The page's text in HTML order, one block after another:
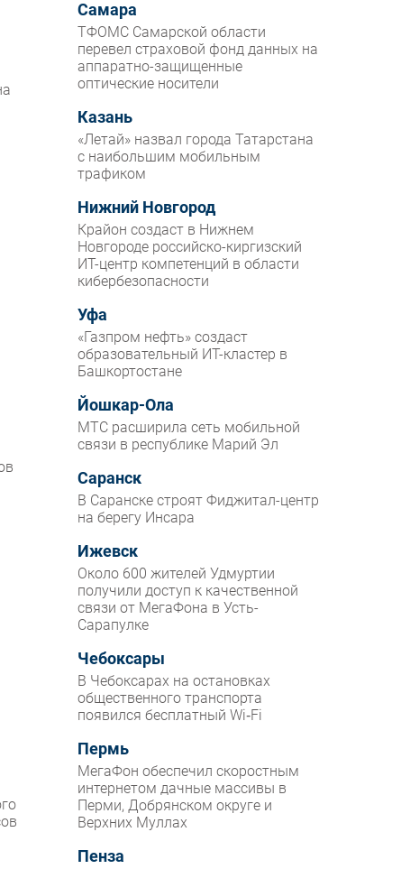
Тестовый стенд
Каталог компаний
Самара
ТФОМС Самарской области
перевел страховой фонд данных на
аппаратно-защищенные
оптические носители
Казань
«Летай» назвал города Татарстана
с наибольшим мобильным
трафиком
Нижний Новгород
Крайон создаст в Нижнем
Новгороде российско-киргизский
ИТ-центр компетенций в области
кибербезопасности
Уфа
«Газпром нефть» создаст
образовательный ИТ-кластер в
Башкортостане
Йошкар-Ола
МТС расширила сеть мобильной
связи в республике Марий Эл
Саранск
В Саранске строят Фиджитал-центр
на берегу Инсара
Ижевск
Около 600 жителей Удмуртии
получили доступ к качественной
связи от МегаФона в Усть-
Сарапулке
Чебоксары
В Чебоксарах на остановках
общественного транспорта
появился бесплатный Wi‑Fi
Пермь
МегаФон обеспечил скоростным
интернетом дачные массивы в
Перми, Добрянском округе и
Верхних Муллах
Пенза